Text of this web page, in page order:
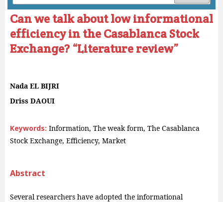
Can we talk about low informational
efficiency in the Casablanca Stock
Exchange? “Literature review”
Nada EL BIJRI
Driss DAOUI
Keywords: Information, The weak form, The Casablanca
Stock Exchange, Efficiency, Market
Abstract
Several researchers have adopted the informational